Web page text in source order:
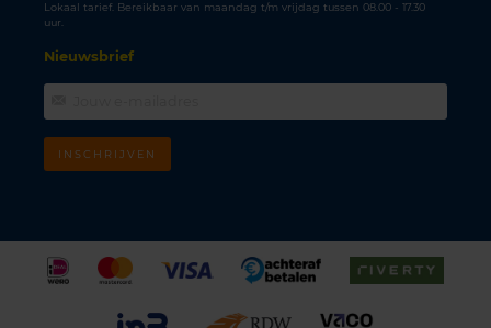
Lokaal tarief. Bereikbaar van maandag t/m vrijdag tussen 08.00 - 17.30
uur.
Nieuwsbrief
INSCHRIJVEN